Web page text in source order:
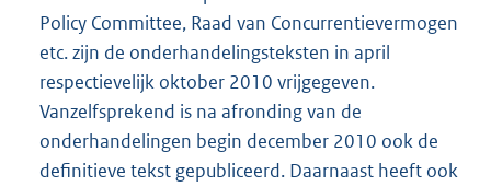
Policy Committee, Raad van Concurrentievermogen
etc. zijn de onderhandelingsteksten in april
respectievelijk oktober 2010 vrijgegeven.
Vanzelfsprekend is na afronding van de
onderhandelingen begin december 2010 ook de
definitieve tekst gepubliceerd. Daarnaast heeft ook